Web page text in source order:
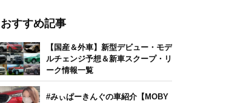
おすすめ記事
【国産＆外車】新型デビュー・モデ
ルチェンジ予想＆新車スクープ・リ
ーク情報一覧
#みぃぱーきんぐの車紹介【MOBY